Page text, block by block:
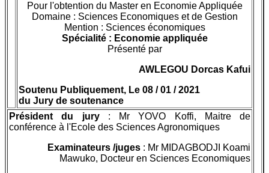
Pour l'obtention du Master en Economie Appliquée
Domaine : Sciences Economiques et de Gestion
Mention : Sciences économiques
Spécialité : Economie appliquée
Présenté par
AWLEGOU Dorcas Kafui
Soutenu Publiquement, Le 08 / 01 / 2021
du Jury de soutenance
Président du jury : Mr YOVO Koffi, Maitre de
conférence à l'Ecole des Sciences Agronomiques
Examinateurs /juges : Mr MIDAGBODJI Koami
Mawuko, Docteur en Sciences Economiques